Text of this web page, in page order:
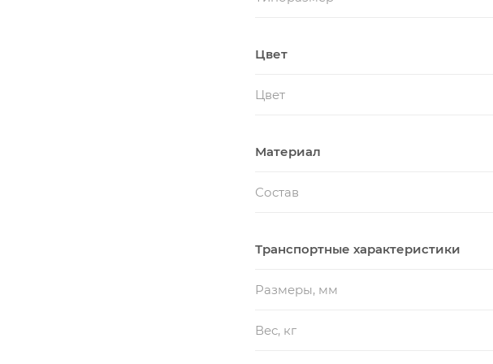
Цвет
Цвет
Материал
Состав
Транспортные характеристики
Размеры, мм
Вес, кг